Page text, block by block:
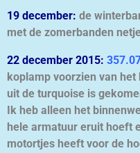
19 december: de
met de zomerbanden
22 december 2015:
koplamp voorzien van
uit de turquoise is
Ik heb alleen het
hele armatuur eruit hoeft
motortjes heeft voor de